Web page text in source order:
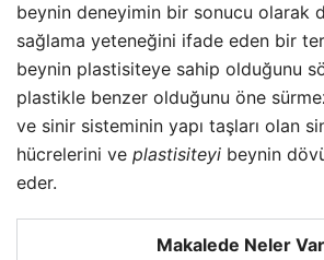
beynin deneyimin bir sonucu olarak
sağlama yeteneğini ifade eden bir
beynin plastisiteye sahip olduğunu
plastikle benzer olduğunu öne
ve sinir sisteminin yapı taşları olan
hücrelerini ve plastisiteyi beynin
eder.
Makalede Neler